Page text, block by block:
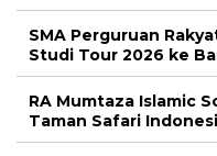
SMA Perguruan
Studi Tour 2026 ke
RA Mumtaza Islamic
Taman Safari